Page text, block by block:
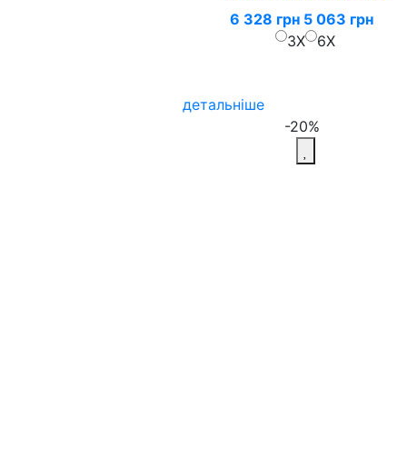
6 328 грн 5 063 грн
3X
6X
детальніше
-20%